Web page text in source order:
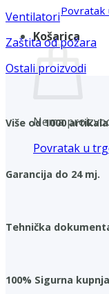
Košarica
Nema
Povratak u
Ventilatori
Zaštita od požara
Ostali proizvodi
Više od 1000
Garancija do 24 mj.
Tehnička
100% Sigurna kupnja